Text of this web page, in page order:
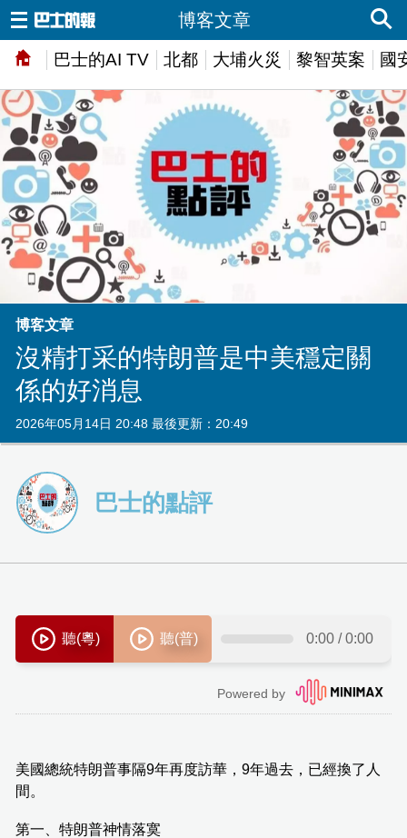
巴士的AI TV 北都 大埔火災 黎智英案 國
博客文章
博客文章
沒精打采的特朗普是中美穩定關
係的好消息
2026年05月14日 20:48 最後更新：20:49
巴士的點評
美國總統特朗普事隔9年再度訪華，9年過去，已經換了人
間。
第一、特朗普神情落寞